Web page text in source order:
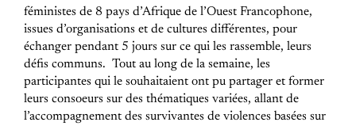
féministes de 8 pays d’Afrique de l’Ouest Francophone,
issues d’organisations et de cultures différentes, pour
échanger pendant 5 jours sur ce qui les rassemble, leurs
défis communs. Tout au long de la semaine, les
participantes qui le souhaitaient ont pu partager et former
leurs consoeurs sur des thématiques variées, allant de
l’accompagnement des survivantes de violences basées sur